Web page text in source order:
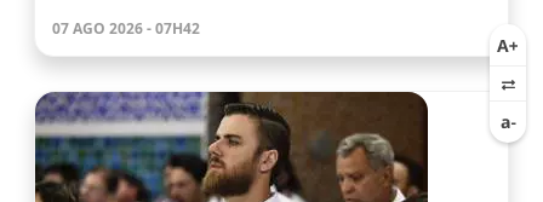
07 AGO 2026 - 07H42